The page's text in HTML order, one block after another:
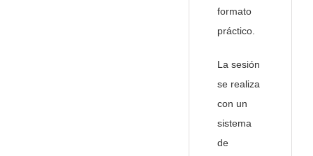
formato
práctico.
La sesión
se realiza
con un
sistema
de